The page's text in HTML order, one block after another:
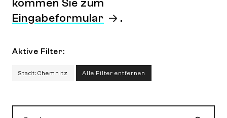
kommen Sie zum
Eingabeformular
.
Aktive Filter:
Stadt: Chemnitz Alle Filter entfernen